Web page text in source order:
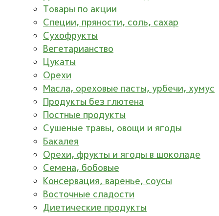
Товары по акции
Специи, пряности, соль, сахар
Сухофрукты
Вегетарианство
Цукаты
Орехи
Масла, ореховые пасты, урбечи, хумус
Продукты без глютена
Постные продукты
Сушеные травы, овощи и ягоды
Бакалея
Орехи, фрукты и ягоды в шоколаде
Семена, бобовые
Консервация, варенье, соусы
Восточные сладости
Диетические продукты